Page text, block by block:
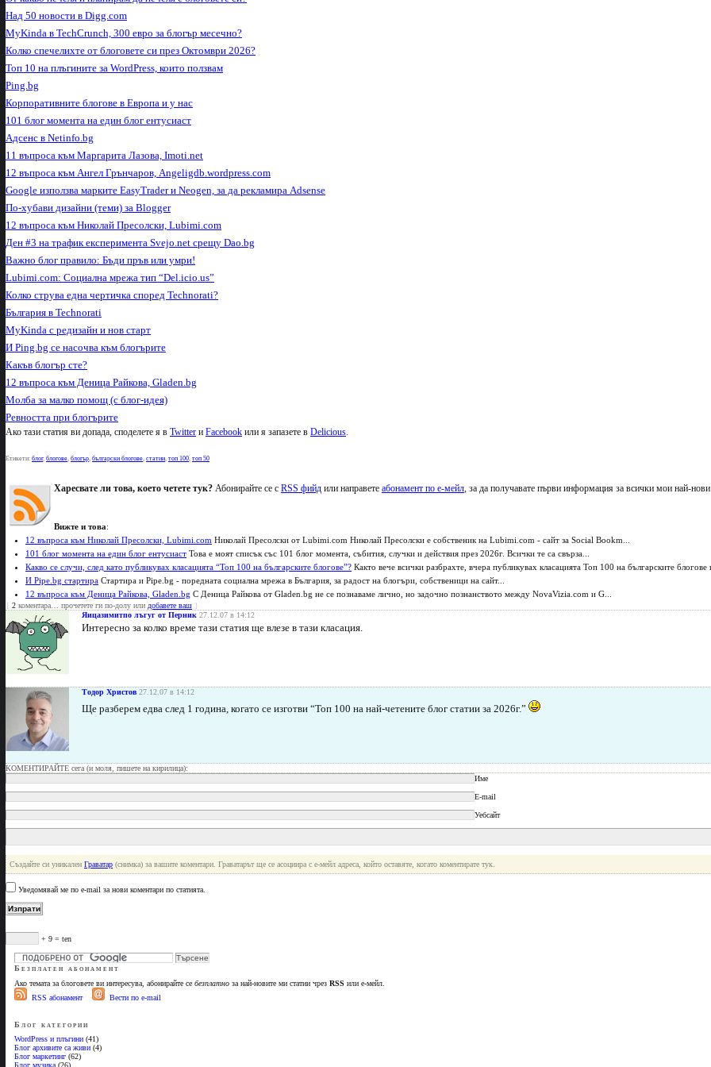
Над 50 новости в Digg.com
MyKinda в TechCrunch, 300 евро за блогър месечно?
Колко спечелихте от блоговете си през Октомври 2026?
Топ 10 на плъгините за WordPress, които ползвам
Ping.bg
Корпоративните блогове в Европа и у нас
101 блог момента на един блог ентусиаст
Адсенс в Netinfo.bg
11 въпроса към Маргарита Лазова, Imoti.net
12 въпроса към Ангел Грънчаров, Angeligdb.wordpress.com
Google използва марките EasyTrader и Neogen, за да рекламира Adsense
По-хубави дизайни (теми) за Blogger
12 въпроса към Николай Пресолски, Lubimi.com
Ден #3 на трафик експеримента Svejo.net срещу Dao.bg
Важно блог правило: Бъди пръв или умри!
Lubimi.com: Социална мрежа тип “Del.icio.us”
Колко струва една чертичка според Technorati?
България в Technorati
MyKinda с редизайн и нов старт
И Ping.bg се насочва към блогърите
Какъв блогър сте?
12 въпроса към Деница Райкова, Gladen.bg
Молба за малко помощ (с блог-идея)
Ревността при блогърите
Ако тази статия ви допада, споделете я в Twitter и Facebook или я запазете в Delicious.
Етикети: блог, блогове, блогър, български блогове, статии, топ 100, топ 50
Харесвате ли това, което четете тук? Абонирайте се с RSS фийд или направете абонамент по е-мейл, за да получавате първи информация за всички мои най-нови
Вижте и това:
12 въпроса към Николай Пресолски, Lubimi.com Николай Пресолски от Lubimi.com Николай Пресолски е собственик на Lubimi.com - сайт за Social Bookm...
101 блог момента на един блог ентусиаст Това е моят списък със 101 блог момента, събития, случки и действия през 2026г. Всички те са свърза...
Какво се случи, след като публикувах класацията “Топ 100 на българските блогове”? Както вече всички разбрахте, вчера публикувах класацията Топ 100 на българските блогове
И Pipe.bg стартира Стартира и Pipe.bg - поредната социална мрежа в България, за радост на блогъри, собственици на сайт...
12 въпроса към Деница Райкова, Gladen.bg С Деница Райкова от Gladen.bg не се познаваме лично, но задочно познанството между NovaVizia.com и G...
{ 2 коментара… прочетете ги по-долу или добавете ваш }
Яицазимитпо лъгуг от Перник 27.12.07 в 14:12
Интересно за колко време тази статия ще влезе в тази класация.
Тодор Христов 27.12.07 в 14:12
Ще разберем едва след 1 година, когато се изготви “Топ 100 на най-четените блог статии за 2026г.”
КОМЕНТИРАЙТЕ сега (и моля, пишете на кирилица):
Име
E-mail
Уебсайт
Създайте си уникален Граватар (снимка) за вашите коментари. Граватарът ще се асоциира с е-мейл адреса, който оставяте, когато коментирате тук.
Уведомявай ме по e-mail за нови коментари по статията.
+ 9 = ten
Безплатен абонамент
Ако темата за блоговете ви интересува, абонирайте се безплатно за най-новите ми статии чрез RSS или е-мейл.
RSS абонамент
Вести по e-mail
Блог категории
WordPress и плъгини (41)
Блог архивите са живи (4)
Блог маркетинг (62)
Блог музика (26)